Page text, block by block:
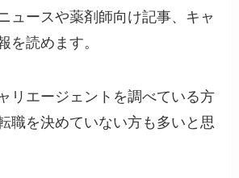
ュースや薬剤師向け記事、キャ
を読めます。
リエージェントを調べている方
職を決めていない方も多いと思